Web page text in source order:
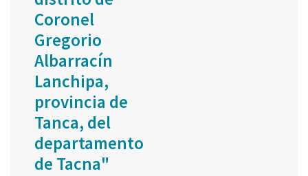
Coronel
Gregorio
Albarracín
Lanchipa,
provincia de
Tanca, del
departamento
de Tacna"